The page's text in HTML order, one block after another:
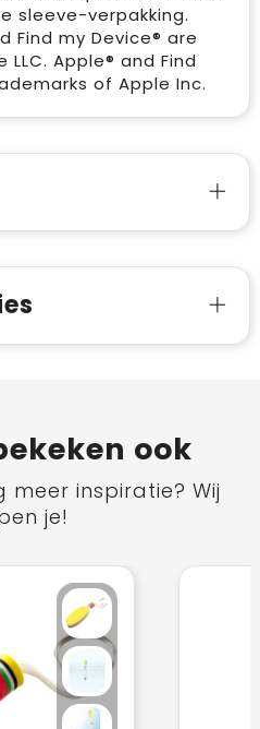
sleeve-verpakking.
Find my Device® are
Apple® and Find
of Apple Inc.
ook
inspiratie? Wij
je!